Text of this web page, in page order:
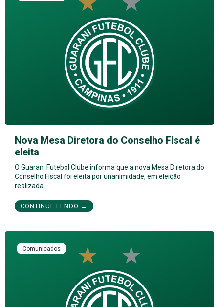
Nova Mesa Diretora do Conselho Fiscal é
eleita
O Guarani Futebol Clube informa que a nova Mesa Diretora do
Conselho Fiscal foi eleita por unanimidade, em eleição
realizada…
CONTINUE LENDO →
Comunicados